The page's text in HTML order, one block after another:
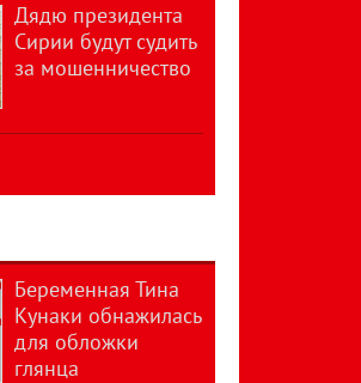
Дядю президента
Сирии будут судить
за мошенничество
Беременная Тина
Кунаки обнажилась
для обложки
глянца